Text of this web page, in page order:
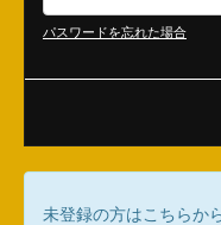
パスワードを忘れた場合
未登録の方はこちらか